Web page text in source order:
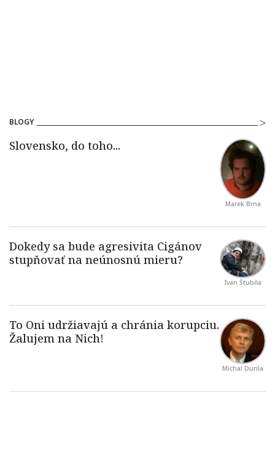
BLOGY
Marek Brna
Ivan Štubňa
Michal Durila